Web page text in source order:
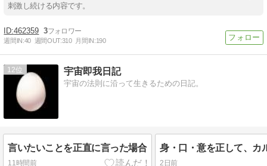
刺激し続ける内容です。
462359 3
週間IN:40 週間OUT:310 月間IN:190
12 宇宙即我日記
宇宙の法則に沿って生きるための日記。
言いたいことを正直に言った場合
11時間前
身・口・意を正して、カ
2日前